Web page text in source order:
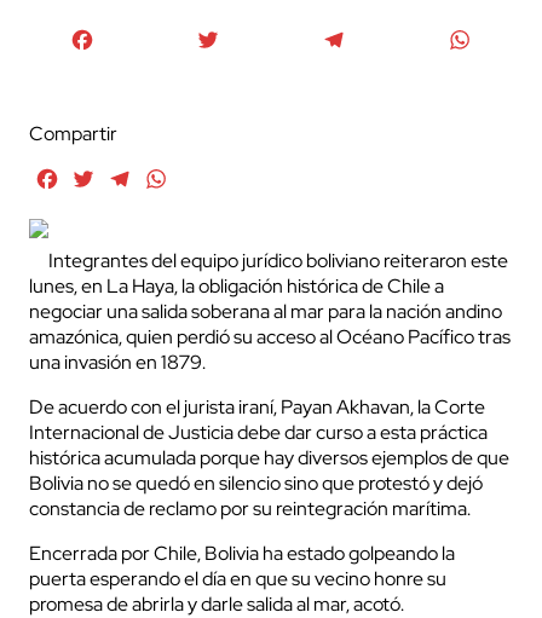
Compartir
FacebookTwitterTelegram
Integrantes del equipo jurídico boliviano reiteraron este
lunes, en La Haya, la obligación histórica de Chile a
negociar una salida soberana al mar para la nación andino
amazónica, quien perdió su acceso al Océano Pacífico tras
una invasión en 1879.
De acuerdo con el jurista iraní, Payan Akhavan, la Corte
Internacional de Justicia debe dar curso a esta práctica
histórica acumulada porque hay diversos ejemplos de que
Bolivia no se quedó en silencio sino que protestó y dejó
constancia de reclamo por su reintegración marítima.
Encerrada por Chile, Bolivia ha estado golpeando la
puerta esperando el día en que su vecino honre su
promesa de abrirla y darle salida al mar, acotó.